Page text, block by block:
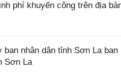
phí khuyến công trên địa
nhân dân tỉnh Sơn La
Sơn La